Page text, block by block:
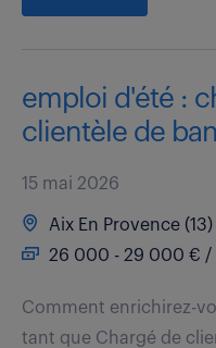
emploi d'été :
clientèle de
15 mai 2026
Aix En Provence (13)
26 000 - 29 000 € /
Comment enrichirez-
tant que Chargé de